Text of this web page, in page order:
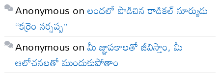
Anonymous onలందలో పొడిచిన రాడికల్ సూర్యుడు
“కర్రెం నర్సప్ప”
Anonymous onమీ జ్ఞాపకాలతో జీవిస్తాం, మీ
ఆలోచనలతో ముందుకుపోతాం